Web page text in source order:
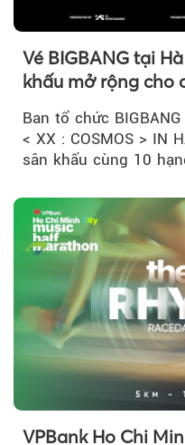
Vé BIGBANG tại
khấu mở rộng cho
có một”
Ban tổ chức
< XX : COSMOS > IN
sân khấu cùng 10
VPBank Ho Chi